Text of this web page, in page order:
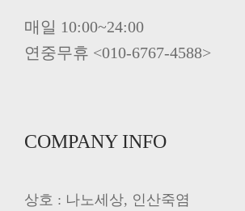
매일 10:00~24:00
연중무휴 <010-6767-4588>
COMPANY INFO
상호 : 나노세상, 인산죽염